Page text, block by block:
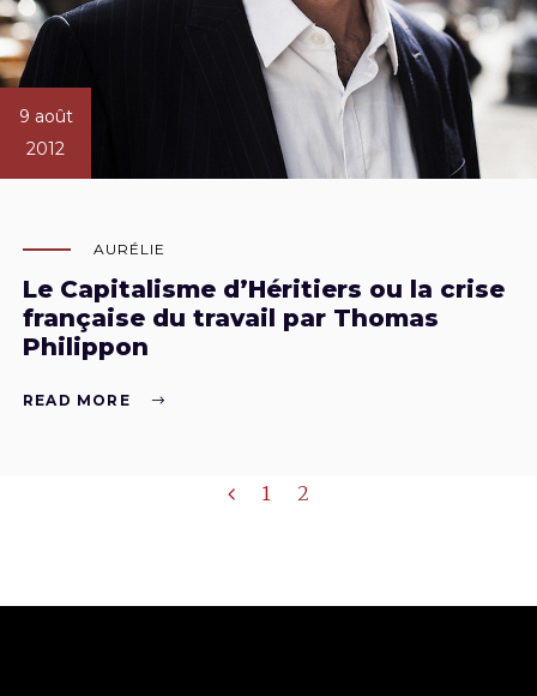
9 août
2012
AURÉLIE
Le Capitalisme d’Héritiers ou la crise
française du travail par Thomas
Philippon
READ MORE
1 2